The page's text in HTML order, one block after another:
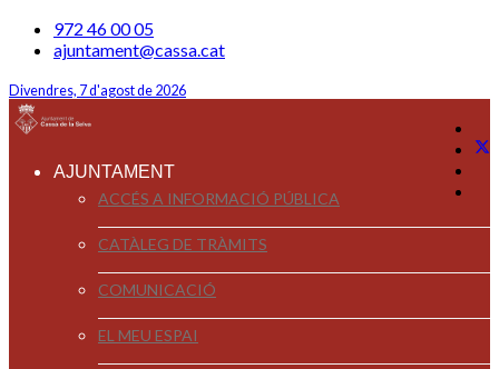
972 46 00 05
ajuntament@cassa.cat
Divendres, 7 d'agost de 2026
AJUNTAMENT
ACCÉS A INFORMACIÓ PÚBLICA
CATÀLEG DE TRÀMITS
COMUNICACIÓ
EL MEU ESPAI